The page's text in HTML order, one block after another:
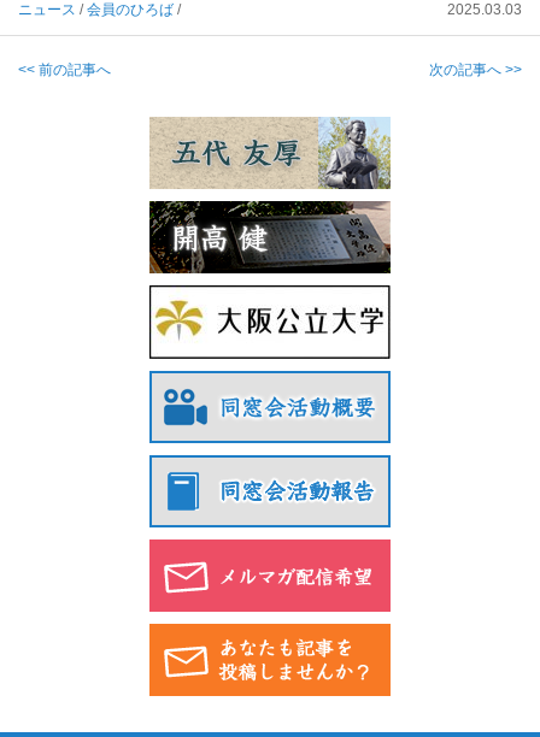
ニュース /会員のひろば / 2025.03.03
<< 前の記事へ 次の記事へ >>